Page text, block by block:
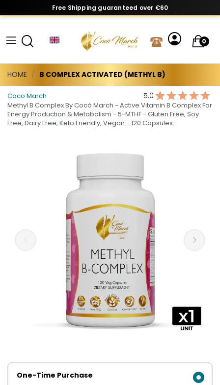
Free Shipping guaranteed over €60
0
HOME B COMPLEX ACTIVATED (METHYL B)
Coco March 5.0
Methyl B Complex By Cocó March - Active Vitamin B Complex For
Energy Production & Metabolism - 5-MTHF - Gluten Free, Soy
Free, Dairy Free, Keto Friendly, Vegan - 120 Capsules.
One-Time Purchase